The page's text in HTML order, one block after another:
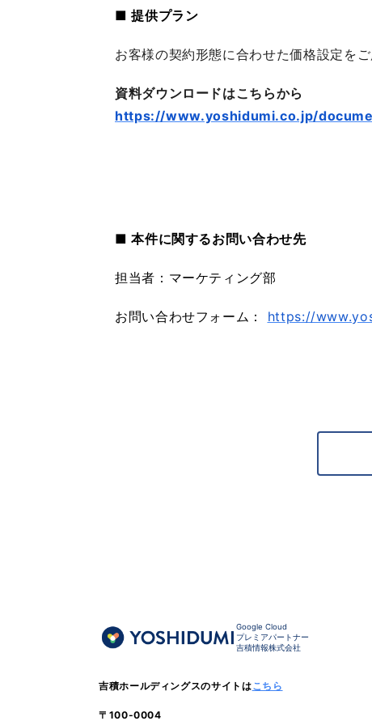
■ 提供プラン
お客様の契約形態に合わせた価格設定を
資料ダウンロードはこちらから
https://www.yoshidumi.co.jp/
■ 本件に関するお問い合わせ先
担当者：マーケティング部
お問い合わせフォーム： https://
Google Cloud
プレミアパートナー
吉積情報株式会社
吉積ホールディングスのサイトはこちら
〒100-0004